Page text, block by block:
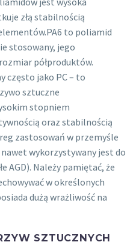
złą stabilnością
to poliamid
stosowany, jego
półproduktów.
często jako PC – to
sztuczne
stopniem
oraz stabilnością
zastosowań w przemyśle
wykorzystywany jest do
AGD). Należy pamiętać, że
w określonych
dużą wrażliwość na
SZTUCZNYCH